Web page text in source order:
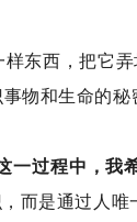
东西，把它
物和生命的秘
过程中，我
而是通过人